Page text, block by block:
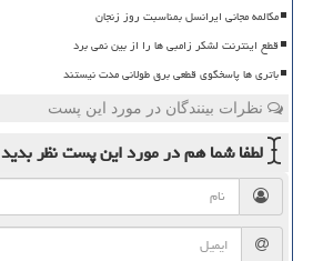
مکالمه مجانی ایرانسل بمناسبت روز زنجان
قطع اینترنت لشکر زامبی ها را از بین نمی برد
باتری ها پاسخگوی قطعی برق طولانی مدت نیستند
نظرات بینندگان در مورد این پست
لطفا شما همدر مورد این پستنظر بدید